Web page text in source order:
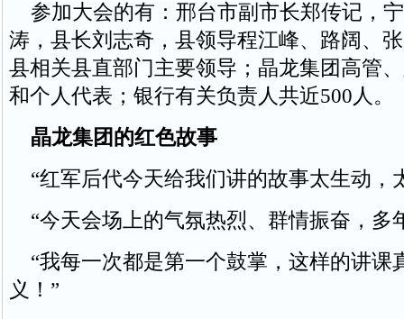
参加大会的有：邢台市副市长郑传记，
涛，县长刘志奇，县领导程江峰、路阔、
县相关县直部门主要领导；晶龙集团高管
和个人代表；银行有关负责人共近500人。
晶龙集团的红色故事
“红军后代今天给我们讲的故事太生动，
“今天会场上的气氛热烈、群情振奋，多
“我每一次都是第一个鼓掌，这样的讲课
义！”